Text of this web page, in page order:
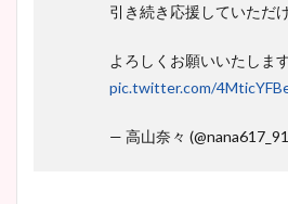
鈴木
イエ
引き続き応援していただ
よろしくお願いいたしま
pic.twitter.com/
— 高山奈々